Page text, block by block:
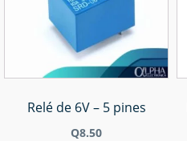
Relé de 6V – 5 pines
Q8.50